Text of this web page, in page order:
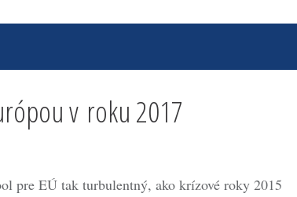
v roku 2017
pre EÚ tak turbulentný, ako krízové roky 2015